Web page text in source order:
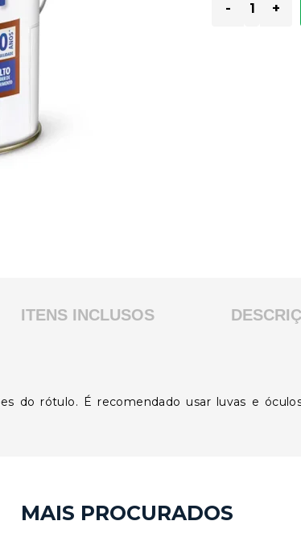
- +
ITENS INCLUSOS
do rótulo. É recomendado usar luvas e